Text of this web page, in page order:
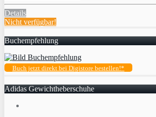
Details
Nicht verfügbar!
Buchempfehlung
Buch jetzt direkt bei Digistore bestellen!*
Adidas Gewichtheberschuhe